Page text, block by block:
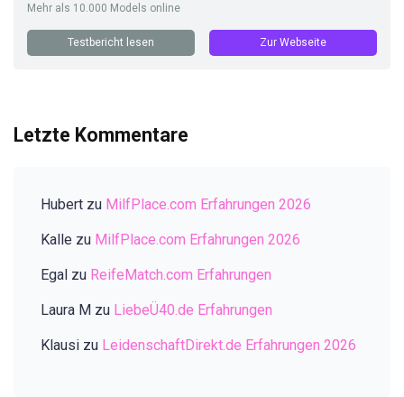
Mehr als 10.000 Models online
Testbericht lesen Zur Webseite
Letzte Kommentare
Hubert zu MilfPlace.com Erfahrungen 2026
Kalle zu MilfPlace.com Erfahrungen 2026
Egal zu ReifeMatch.com Erfahrungen
Laura M zu LiebeÜ40.de Erfahrungen
Klausi zu LeidenschaftDirekt.de Erfahrungen 2026